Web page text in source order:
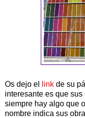
Os dejo el link de su
interesante es que
siempre hay algo que
nombre indica sus